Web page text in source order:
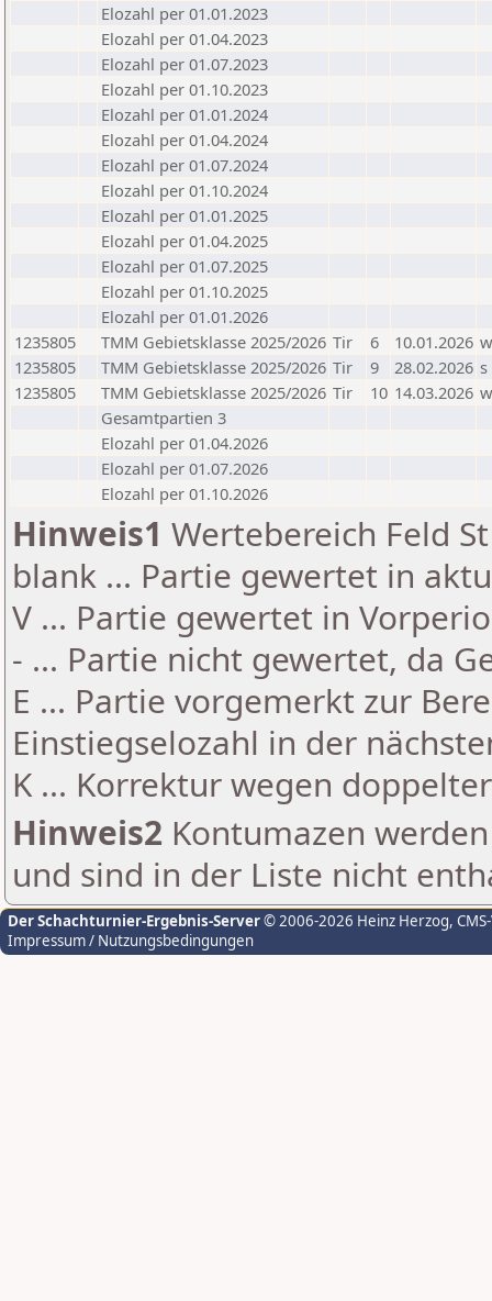
Elozahl per 01.01.2023
Elozahl per 01.04.2023
Elozahl per 01.07.2023
Elozahl per 01.10.2023
Elozahl per 01.01.2024
Elozahl per 01.04.2024
Elozahl per 01.07.2024
Elozahl per 01.10.2024
Elozahl per 01.01.2025
Elozahl per 01.04.2025
Elozahl per 01.07.2025
Elozahl per 01.10.2025
Elozahl per 01.01.2026
1235805
TMM Gebietsklasse 2025/2026 Tir 6 10.01.2026 w
1235805
TMM Gebietsklasse 2025/2026 Tir 9 28.02.2026 s
1235805
TMM Gebietsklasse 2025/2026 Tir 10 14.03.2026 w
Gesamtpartien 3
Elozahl per 01.04.2026
Elozahl per 01.07.2026
Elozahl per 01.10.2026
Hinweis1 Wertebereich Feld
blank ... Partie gewertet in
V ... Partie gewertet in
- ... Partie nicht gewertet, da
E ... Partie vorgemerkt zur
Einstiegselozahl in der
K ... Korrektur wegen
Hinweis2 Kontumazen
und sind in der Liste nicht
Der Schachturnier-Ergebnis-Server© 2006-2026 Heinz Herzog,
Impressum / Nutzungsbedingungen